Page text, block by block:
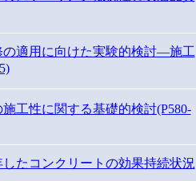
適用に向けた実験的検討―施工
工性に関する基礎的検討(P580-
たコンクリートの効果持続状況